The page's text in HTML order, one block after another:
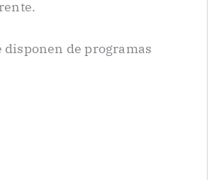
disponen de programas